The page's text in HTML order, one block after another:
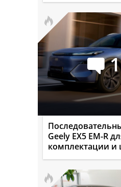
Geely EX5 EM-R
комплектации и